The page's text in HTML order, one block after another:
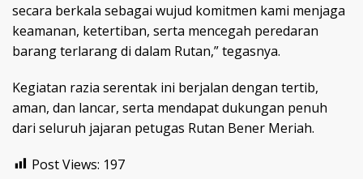
secara berkala sebagai wujud komitmen kami menjaga
keamanan, ketertiban, serta mencegah peredaran
barang terlarang di dalam Rutan,” tegasnya.
Kegiatan razia serentak ini berjalan dengan tertib,
aman, dan lancar, serta mendapat dukungan penuh
dari seluruh jajaran petugas Rutan Bener Meriah.
Post Views: 197